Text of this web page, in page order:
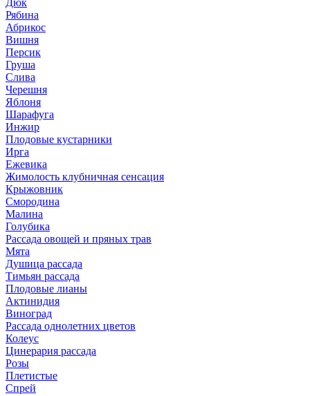
Дюк
Рябина
Абрикос
Вишня
Персик
Груша
Слива
Черешня
Яблоня
Шарафуга
Инжир
Плодовые кустарники
Ирга
Ежевика
Жимолость клубничная сенсация
Крыжовник
Смородина
Малина
Голубика
Рассада овощей и пряных трав
Мята
Душица рассада
Тимьян рассада
Плодовые лианы
Актинидия
Виноград
Рассада однолетних цветов
Колеус
Цинерария рассада
Розы
Плетистые
Спрей